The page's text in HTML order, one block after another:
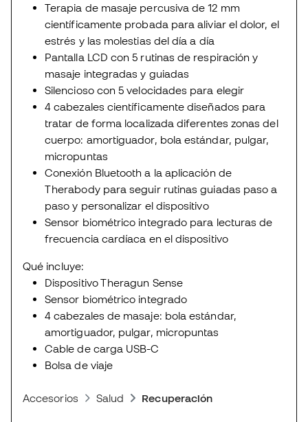
Terapia de masaje percusiva de 12 mm
científicamente probada para aliviar el dolor, el
estrés y las molestias del día a día
Pantalla LCD con 5 rutinas de respiración y
masaje integradas y guiadas
Silencioso con 5 velocidades para elegir
4 cabezales científicamente diseñados para
tratar de forma localizada diferentes zonas del
cuerpo: amortiguador, bola estándar, pulgar,
micropuntas
Conexión Bluetooth a la aplicación de
Therabody para seguir rutinas guiadas paso a
paso y personalizar el dispositivo
Sensor biométrico integrado para lecturas de
frecuencia cardíaca en el dispositivo
Qué incluye:
Dispositivo Theragun Sense
Sensor biométrico integrado
4 cabezales de masaje: bola estándar,
amortiguador, pulgar, micropuntas
Cable de carga USB-C
Bolsa de viaje
Accesorios Salud Recuperación